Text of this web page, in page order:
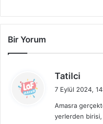
Bir Yorum
Tatilci
e
i
k
7 Eylül 2024,
Amasra
yerlerden birisi,